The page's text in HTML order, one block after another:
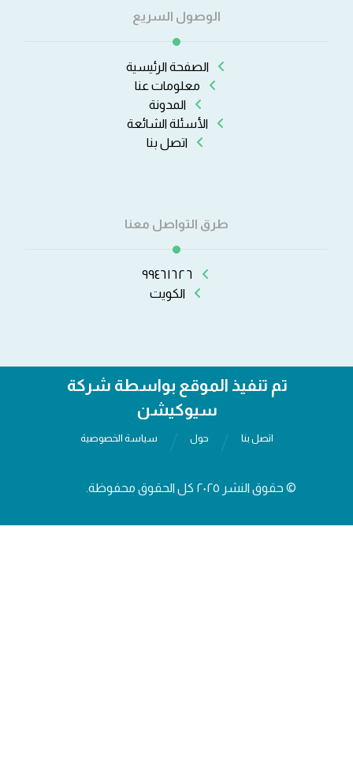
الوصول السريع
الصفحة الرئيسية
معلومات عنا
المدونة
الأسئلة الشائعة
اتصل بنا
طرق التواصل معنا
٩٩٤٦١٦٢٦
الكويت
تم تنفيذ الموقع بواسطة شركة
سيوكيشن
اتصل بنا حول سياسة الخصوصية
© حقوق النشر ٢٠٢٥ كل الحقوق محفوظة.